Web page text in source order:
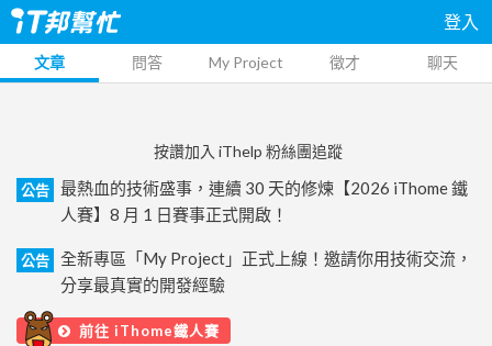
登入
文章 問答 My Project 徵才 聊天
按讚加入 iThelp 粉絲團追蹤
公告
最熱血的技術盛事，連續 30 天的修煉【2026 iThome 鐵
人賽】8 月 1 日賽事正式開啟！
公告
全新專區「My Project」正式上線！邀請你用技術交流，
分享最真實的開發經驗
前往 iThome鐵人賽